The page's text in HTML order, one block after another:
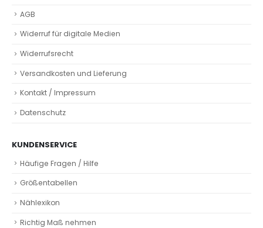
AGB
Widerruf für digitale Medien
Widerrufsrecht
Versandkosten und Lieferung
Kontakt / Impressum
Datenschutz
KUNDENSERVICE
Häufige Fragen / Hilfe
Größentabellen
Nählexikon
Richtig Maß nehmen